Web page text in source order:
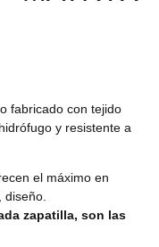
fabricado con tejido
y resistente a
el máximo en
zapatilla, son las